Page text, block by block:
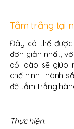
Tắm trắng tại
Đây có thể
đơn giản nhất,
dồi dào sẽ giúp
chế hình thành
để tắm trắng
Thực hiện: